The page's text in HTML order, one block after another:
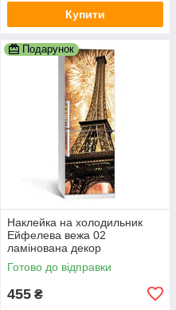
Купити
Подарунок
Наклейка на холодильник
Ейфелева вежа 02
ламінована декор
холодильників наклейки з
принтом 600х1800 мм
Готово до відправки
455 ₴